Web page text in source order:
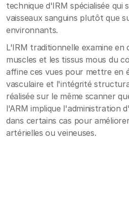
technique d'IRM spécialisée qui
vaisseaux sanguins plutôt que
environnants.
L'IRM traditionnelle examine en
muscles et les tissus mous du
affine ces vues pour mettre en
vasculaire et l'intégrité
réalisée sur le même scanner
l'ARM implique l'administration
dans certains cas pour
artérielles ou veineuses.